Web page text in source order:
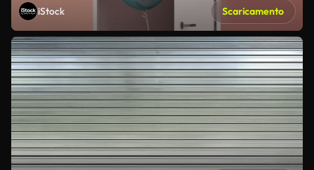
iStock Scaricamento